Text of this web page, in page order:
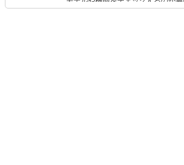
ムを楽しみながら、新作タイトル